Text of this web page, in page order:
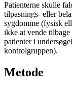
Patienterne skulle
tilpasnings- eller
sygdomme (fysisk
ikke at vende
patienter i
kontrolgruppen).
Metode